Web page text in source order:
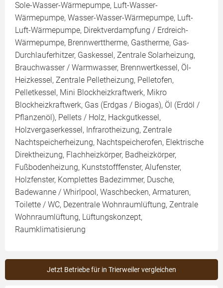
Sole-Wasser-Wärmepumpe, Luft-Wasser-
Wärmepumpe, Wasser-Wasser-Wärmepumpe, Luft-
Luft-Wärmepumpe, Direktverdampfung / Erdreich-
Wärmepumpe, Brennwerttherme, Gastherme, Gas-
Durchlauferhitzer, Gaskessel, Zentrale Solarheizung,
Brauchwasser / Warmwasser, Brennwertkessel, Öl-
Heizkessel, Zentrale Pelletheizung, Pelletofen,
Pelletkessel, Mini Blockheizkraftwerk, Mikro
Blockheizkraftwerk, Gas (Erdgas / Biogas), Öl (Erdöl /
Pflanzenöl), Pellets / Holz, Hackgutkessel,
Holzvergaserkessel, Infrarotheizung, Zentrale
Nachtspeicherheizung, Nachtspeicherofen, Elektrische
Direktheizung, Flachheizkörper, Badheizkörper,
Fußbodenheizung, Kunststofffenster, Alufenster,
Holzfenster, Komplettes Badezimmer, Dusche,
Badewanne / Whirlpool, Waschbecken, Armaturen,
Toilette / WC, Dezentrale Wohnraumlüftung, Zentrale
Wohnraumlüftung, Lüftungskonzept,
Raumklimatisierung
Jetzt Betriebe für in Trierweiler vergleichen